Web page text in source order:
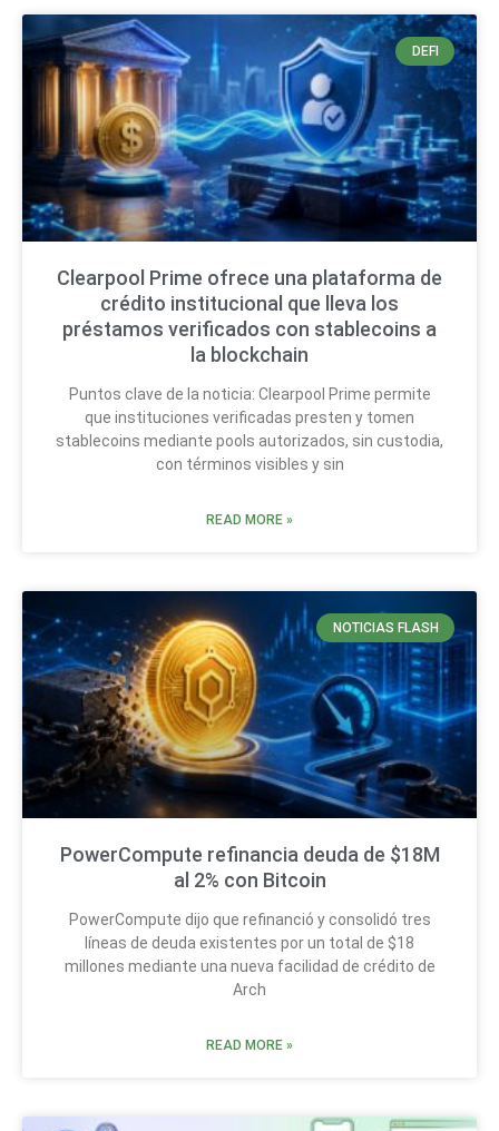
DEFI
Clearpool Prime ofrece una plataforma de
crédito institucional que lleva los
préstamos verificados con stablecoins a
la blockchain
Puntos clave de la noticia: Clearpool Prime permite
que instituciones verificadas presten y tomen
stablecoins mediante pools autorizados, sin custodia,
con términos visibles y sin
READ MORE »
NOTICIAS FLASH
PowerCompute refinancia deuda de $18M
al 2% con Bitcoin
PowerCompute dijo que refinanció y consolidó tres
líneas de deuda existentes por un total de $18
millones mediante una nueva facilidad de crédito de
Arch
READ MORE »